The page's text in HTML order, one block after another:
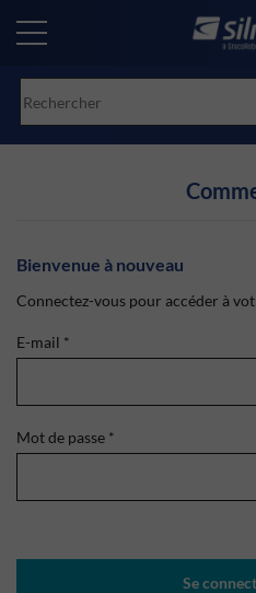
main
Bienvenue à nouveau
Connectez-vous pour accéder à
E-mail *
Mot de passe *
Se